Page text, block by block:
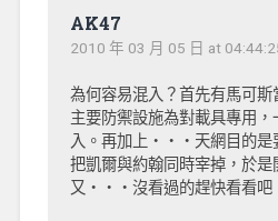
AK47
2010 年 03 月 05 日 at
為何容易混入？首先有馬可
主要防禦設施為對載具專用
入。再加上‧‧‧天網目的是
把凱爾與約翰同時宰掉，於是
又‧‧‧沒看過的趕快看看吧